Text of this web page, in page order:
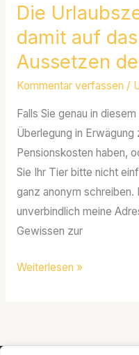
Die
damit auf
Aussetzen
Kommentar verfassen /
Falls Sie genau in
Überlegung in
Pensionskosten haben,
Sie Ihr Tier bitte nicht
ganz anonym schreiben.
unverbindlich meine
Gewissen zur
Die
Urlaubszeit
und
leider
damit
auf
das
vermehrte
Vierbeiner
Weiterlesen »